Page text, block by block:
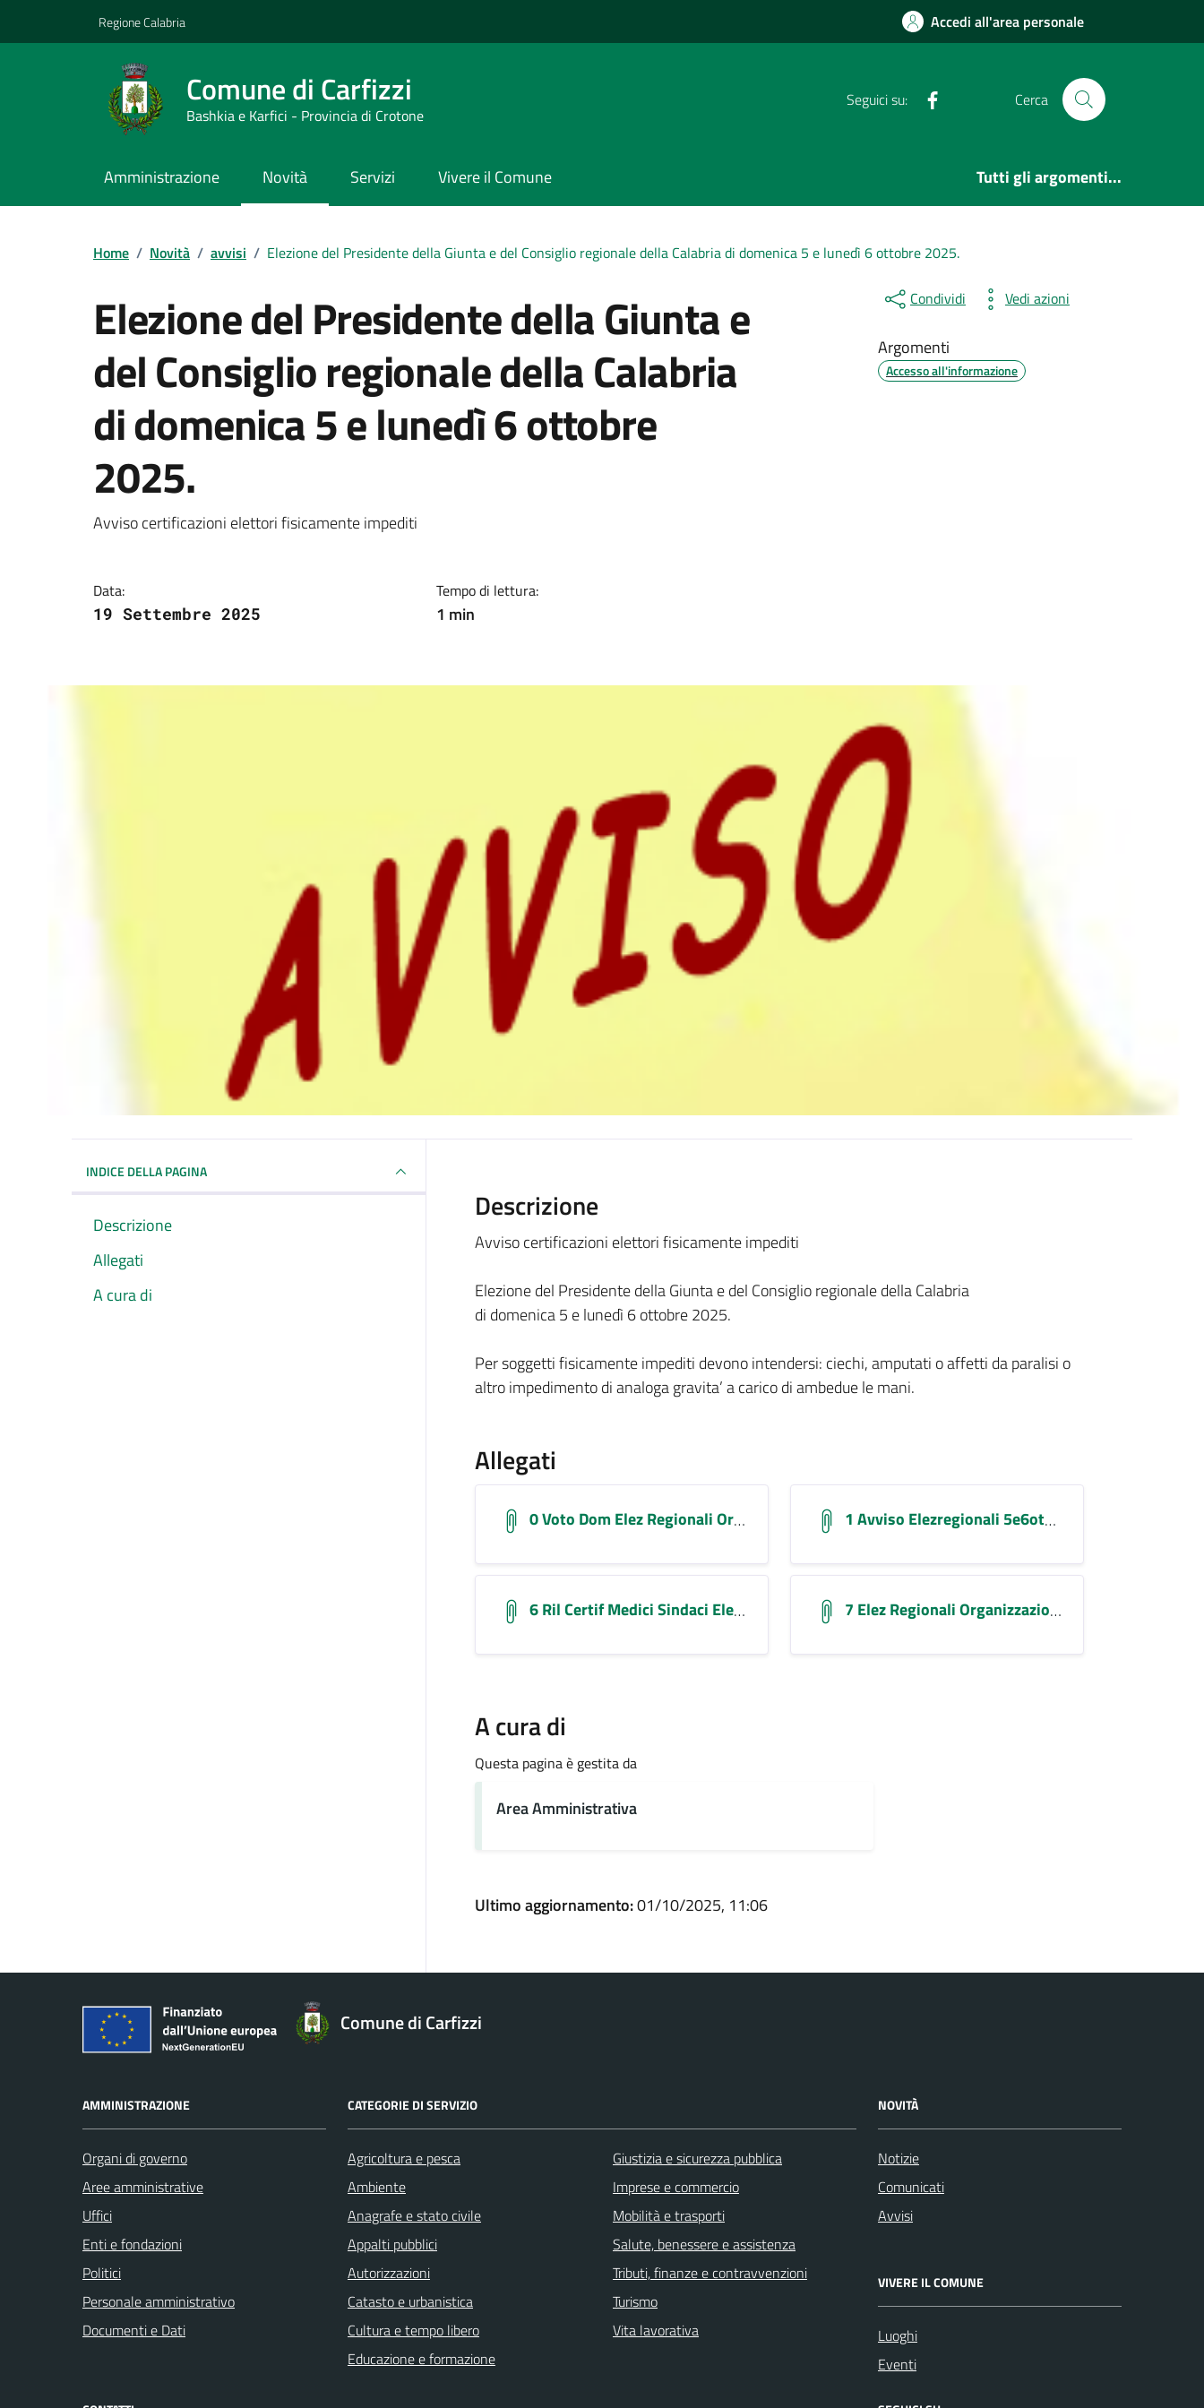
Regione Calabria Accedi all'area personale
Comune di Carfizzi
Bashkia e Karfici - Provincia di Crotone
Seguici su: Cerca
Amministrazione Novità Servizi Vivere il Comune Tutti gli argomenti...
Home / Novità / avvisi / Elezione del Presidente della Giunta e del Consiglio regionale della Calabria di domenica 5 e lunedì 6 ottobre 2025.
Elezione del Presidente della Giunta e
del Consiglio regionale della Calabria
di domenica 5 e lunedì 6 ottobre
2025.
Dettagli della notizia
Avviso certificazioni elettori fisicamente impediti
Data:
19 Settembre 2025
Tempo di lettura:
1 min
Condividi Vedi azioni
Argomenti
Accesso all'informazione
INDICE DELLA PAGINA
Descrizione
Allegati
A cura di
Descrizione
Avviso certificazioni elettori fisicamente impediti
Elezione del Presidente della Giunta e del Consiglio regionale della Calabria
di domenica 5 e lunedì 6 ottobre 2025.
Per soggetti fisicamente impediti devono intendersi: ciechi, amputati o affetti da paralisi o
altro impedimento di analoga gravita’ a carico di ambedue le mani.
Allegati
0 Voto Dom Elez Regionali Organizzazione 5e6ott25 1 Avviso Elezregionali 5e6ott25
6 Ril Certif Medici Sindaci Elezregionali 5e6ott25 7 Elez Regionali Organizzazione 5e6ott25
A cura di
Questa pagina è gestita da
Area Amministrativa
Ultimo aggiornamento:01/10/2025, 11:06
Comune di Carfizzi
AMMINISTRAZIONE
Organi di governo
Aree amministrative
Uffici
Enti e fondazioni
Politici
Personale amministrativo
Documenti e Dati
CATEGORIE DI SERVIZIO
Agricoltura e pesca
Ambiente
Anagrafe e stato civile
Appalti pubblici
Autorizzazioni
Catasto e urbanistica
Cultura e tempo libero
Educazione e formazione
Giustizia e sicurezza pubblica
Imprese e commercio
Mobilità e trasporti
Salute, benessere e assistenza
Tributi, finanze e contravvenzioni
Turismo
Vita lavorativa
NOVITÀ
Notizie
Comunicati
Avvisi
VIVERE IL COMUNE
Luoghi
Eventi